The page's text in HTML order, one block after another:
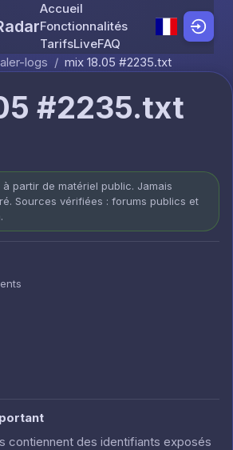
Skip to content
Accueil
Fonctionnalités
TarifsLiveFAQ
logs / mix 18.05 #2235.txt
#2235.txt
partir de matériel public. Jamais
Sources vérifiées : forums publics et
contiennent des identifiants exposés